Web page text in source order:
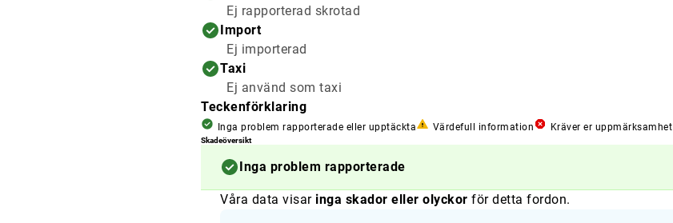
Ej rapporterad skrotad
Import
Ej importerad
Taxi
Ej använd som taxi
Teckenförklaring
Inga problem rapporterade eller upptäckta Värdefull information Kräver er uppmärksamhet
Skadeöversikt
Inga problem rapporterade
Våra data visar inga skador eller olyckor för detta fordon.